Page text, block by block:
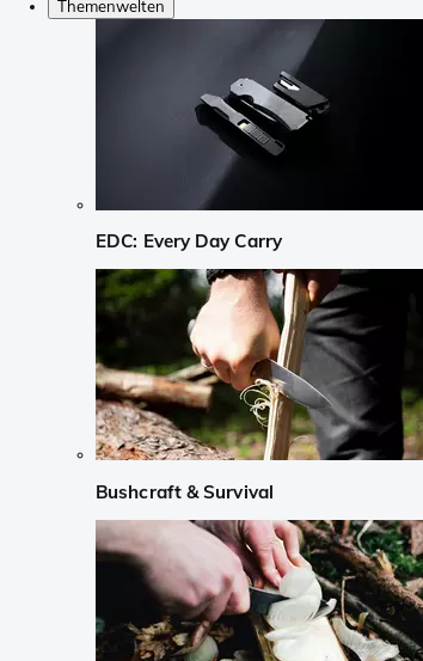
Themenwelten
EDC: Every Day Carry
Bushcraft & Survival